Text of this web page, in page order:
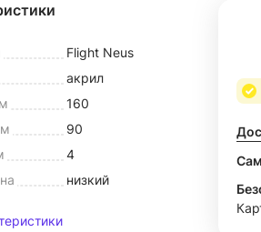
Flight Neus
акрил
160
90
4
низкий